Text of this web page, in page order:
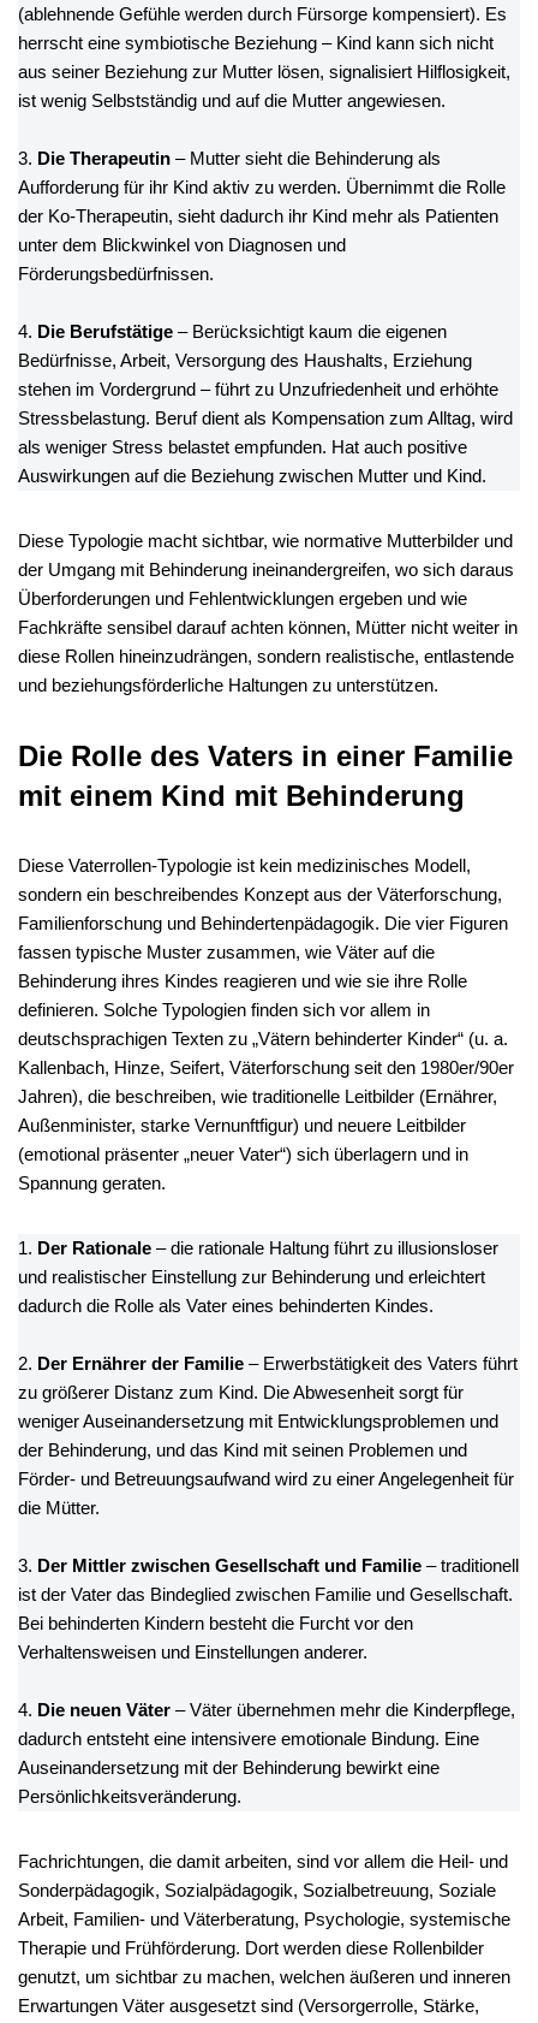
(ablehnende Gefühle werden durch Fürsorge kompensiert). Es
herrscht eine symbiotische Beziehung – Kind kann sich nicht
aus seiner Beziehung zur Mutter lösen, signalisiert Hilflosigkeit,
ist wenig Selbstständig und auf die Mutter angewiesen.
3. Die Therapeutin – Mutter sieht die Behinderung als
Aufforderung für ihr Kind aktiv zu werden. Übernimmt die Rolle
der Ko-Therapeutin, sieht dadurch ihr Kind mehr als Patienten
unter dem Blickwinkel von Diagnosen und
Förderungsbedürfnissen.
4. Die Berufstätige – Berücksichtigt kaum die eigenen
Bedürfnisse, Arbeit, Versorgung des Haushalts, Erziehung
stehen im Vordergrund – führt zu Unzufriedenheit und erhöhte
Stressbelastung. Beruf dient als Kompensation zum Alltag, wird
als weniger Stress belastet empfunden. Hat auch positive
Auswirkungen auf die Beziehung zwischen Mutter und Kind.
Diese Typologie macht sichtbar, wie normative Mutterbilder und
der Umgang mit Behinderung ineinandergreifen, wo sich daraus
Überforderungen und Fehlentwicklungen ergeben und wie
Fachkräfte sensibel darauf achten können, Mütter nicht weiter in
diese Rollen hineinzudrängen, sondern realistische, entlastende
und beziehungsförderliche Haltungen zu unterstützen.
Die Rolle des Vaters in einer Familie
mit einem Kind mit Behinderung
Diese Vaterrollen-Typologie ist kein medizinisches Modell,
sondern ein beschreibendes Konzept aus der Väterforschung,
Familienforschung und Behindertenpädagogik. Die vier Figuren
fassen typische Muster zusammen, wie Väter auf die
Behinderung ihres Kindes reagieren und wie sie ihre Rolle
definieren. Solche Typologien finden sich vor allem in
deutschsprachigen Texten zu „Vätern behinderter Kinder“ (u. a.
Kallenbach, Hinze, Seifert, Väterforschung seit den 1980er/90er
Jahren), die beschreiben, wie traditionelle Leitbilder (Ernährer,
Außenminister, starke Vernunftfigur) und neuere Leitbilder
(emotional präsenter „neuer Vater“) sich überlagern und in
Spannung geraten.
1. Der Rationale – die rationale Haltung führt zu illusionsloser
und realistischer Einstellung zur Behinderung und erleichtert
dadurch die Rolle als Vater eines behinderten Kindes.
2. Der Ernährer der Familie – Erwerbstätigkeit des Vaters führt
zu größerer Distanz zum Kind. Die Abwesenheit sorgt für
weniger Auseinandersetzung mit Entwicklungsproblemen und
der Behinderung, und das Kind mit seinen Problemen und
Förder- und Betreuungsaufwand wird zu einer Angelegenheit für
die Mütter.
3. Der Mittler zwischen Gesellschaft und Familie – traditionell
ist der Vater das Bindeglied zwischen Familie und Gesellschaft.
Bei behinderten Kindern besteht die Furcht vor den
Verhaltensweisen und Einstellungen anderer.
4. Die neuen Väter – Väter übernehmen mehr die Kinderpflege,
dadurch entsteht eine intensivere emotionale Bindung. Eine
Auseinandersetzung mit der Behinderung bewirkt eine
Persönlichkeitsveränderung.
Fachrichtungen, die damit arbeiten, sind vor allem die Heil- und
Sonderpädagogik, Sozialpädagogik, Sozialbetreuung, Soziale
Arbeit, Familien- und Väterberatung, Psychologie, systemische
Therapie und Frühförderung. Dort werden diese Rollenbilder
genutzt, um sichtbar zu machen, welchen äußeren und inneren
Erwartungen Väter ausgesetzt sind (Versorgerrolle, Stärke,